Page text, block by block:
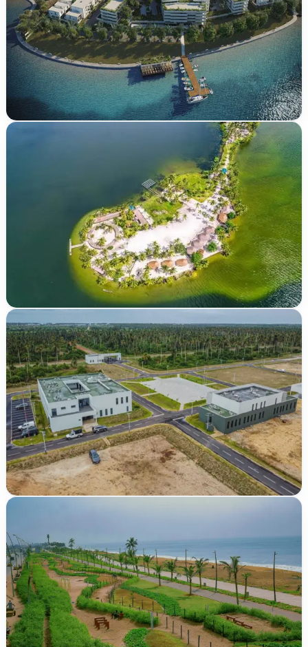
Abatta
600 m²| Zone urbaine|
Accès bitumé
/
lots disponibles
TER-2026-9KBNK
Entre Avagou et Taboth
lots disponibles
TER-2026-5RDCD
VérifiéACD publié
Nouveau
4 250 000 FCFA
Songon
Audoin Lac Labion
250 m²
5/5 lots disponibles
TER-2026-67Q8L
25 000 000 FCFA
Abidjan
Port-Bouët
550 m²